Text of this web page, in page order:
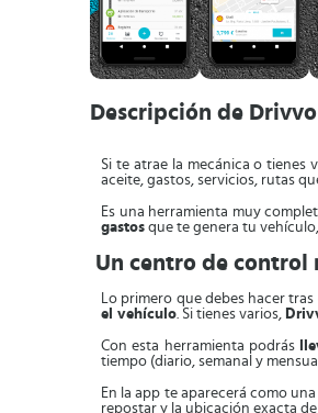
Descripción de Drivvo
Si te atrae la mecánica o tienes
aceite, gastos, servicios, rutas
Es una herramienta muy
gastos que te genera tu
Un centro de control
Lo primero que debes hacer
el vehículo. Si tienes varios,
Con esta herramienta podrás
tiempo (diario, semanal y
En la app te aparecerá como
repostar y la ubicación exacta